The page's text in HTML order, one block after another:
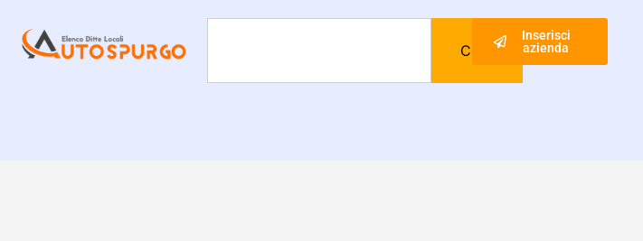
Cerca
Inserisci
azienda